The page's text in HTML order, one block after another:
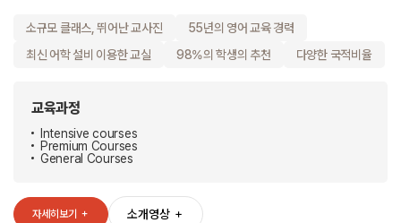
소규모 클래스, 뛰어난 교사진
55년의 영어 교육 경력
최신 어학 설비 이용한 교실
98%의 학생의 추천 다양한 국적비율
교육과정
Intensive courses
Premium Courses
General Courses
자세히보기 ＋ 소개영상 ＋